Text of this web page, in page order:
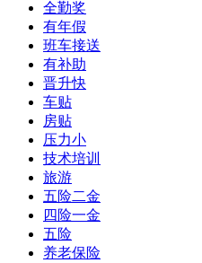
全勤奖
有年假
班车接送
有补助
晋升快
车贴
房贴
压力小
技术培训
旅游
五险二金
四险一金
五险
养老保险